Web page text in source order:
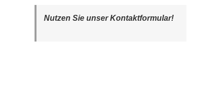
Nutzen Sie unser Kontaktformular!